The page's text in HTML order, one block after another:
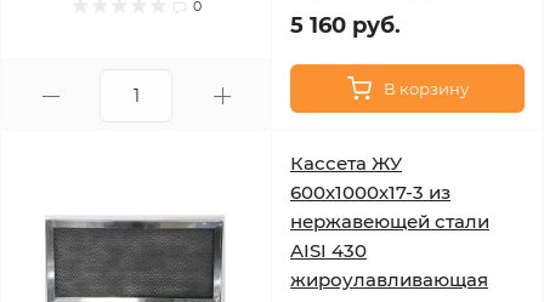
0
5 160 руб.
В корзину
Кассета ЖУ
600х1000х17-3 из
нержавеющей стали
AISI 430
жироулавливающая